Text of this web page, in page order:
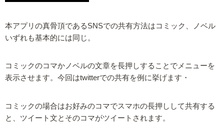
本アプリの真骨頂であるSNSでの共有方法はコミック、ノベル
いずれも基本的には同じ。
コミックのコマかノベルの文章を長押しすることでメニューを
表示させます。今回はtwitterでの共有を例に挙げます・
コミックの場合はお好みのコマでスマホの長押しして共有する
と、ツイート文とそのコマがツイートされます。